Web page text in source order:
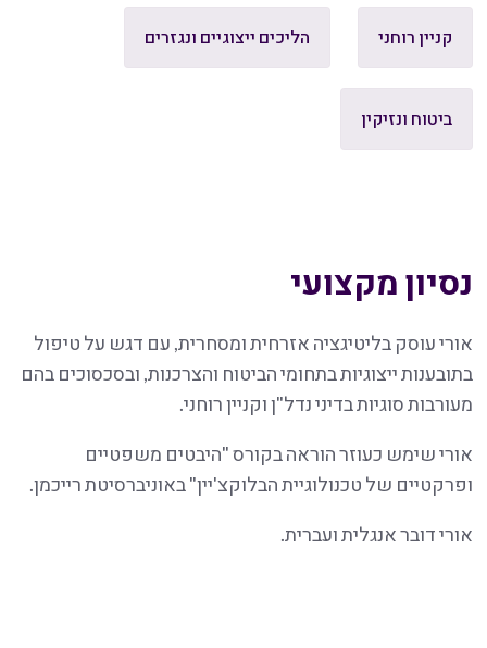
קניין רוחני הליכים ייצוגיים ונגזרים
ביטוח ונזיקין
נסיון מקצועי
אורי עוסק בליטיגציה אזרחית ומסחרית, עם דגש על טיפול
בתובענות ייצוגיות בתחומי הביטוח והצרכנות, ובסכסוכים בהם
מעורבות סוגיות בדיני נדל"ן וקניין רוחני.
אורי שימש כעוזר הוראה בקורס "היבטים משפטיים
ופרקטיים של טכנולוגיית הבלוקצ'יין" באוניברסיטת רייכמן.
אורי דובר אנגלית ועברית.